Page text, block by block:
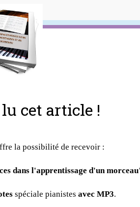
cet article !
la possibilité de recevoir :
dans l'apprentissage d'un
spéciale pianistes avec MP3.